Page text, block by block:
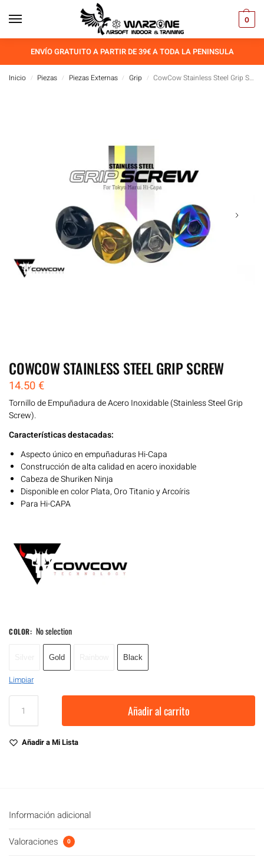
0
ENVÍO GRATUITO A PARTIR DE 39€ A TODA LA PENINSULA
Inicio / Piezas / Piezas Externas / Grip / CowCow Stainless Steel Grip Screw
COWCOW STAINLESS STEEL GRIP SCREW
14.50€
Tornillo de Empuñadura de Acero Inoxidable (Stainless Steel Grip
Screw).
Características destacadas:
Aspecto único en empuñaduras Hi-Capa
Construcción de alta calidad en acero inoxidable
Cabeza de Shuriken Ninja
Disponible en color Plata, Oro Titanio y Arcoíris
Para Hi-CAPA
COLOR: No selection
Gold Black
Limpiar
Añadir al carrito
Añadir a Mi Lista
Información adicional
Valoraciones 0